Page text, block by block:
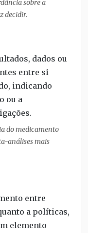
sobre a
decidir.
dados ou
entre si
indicando
ou a
do medicamento
análises mais
entre
a políticas,
elemento